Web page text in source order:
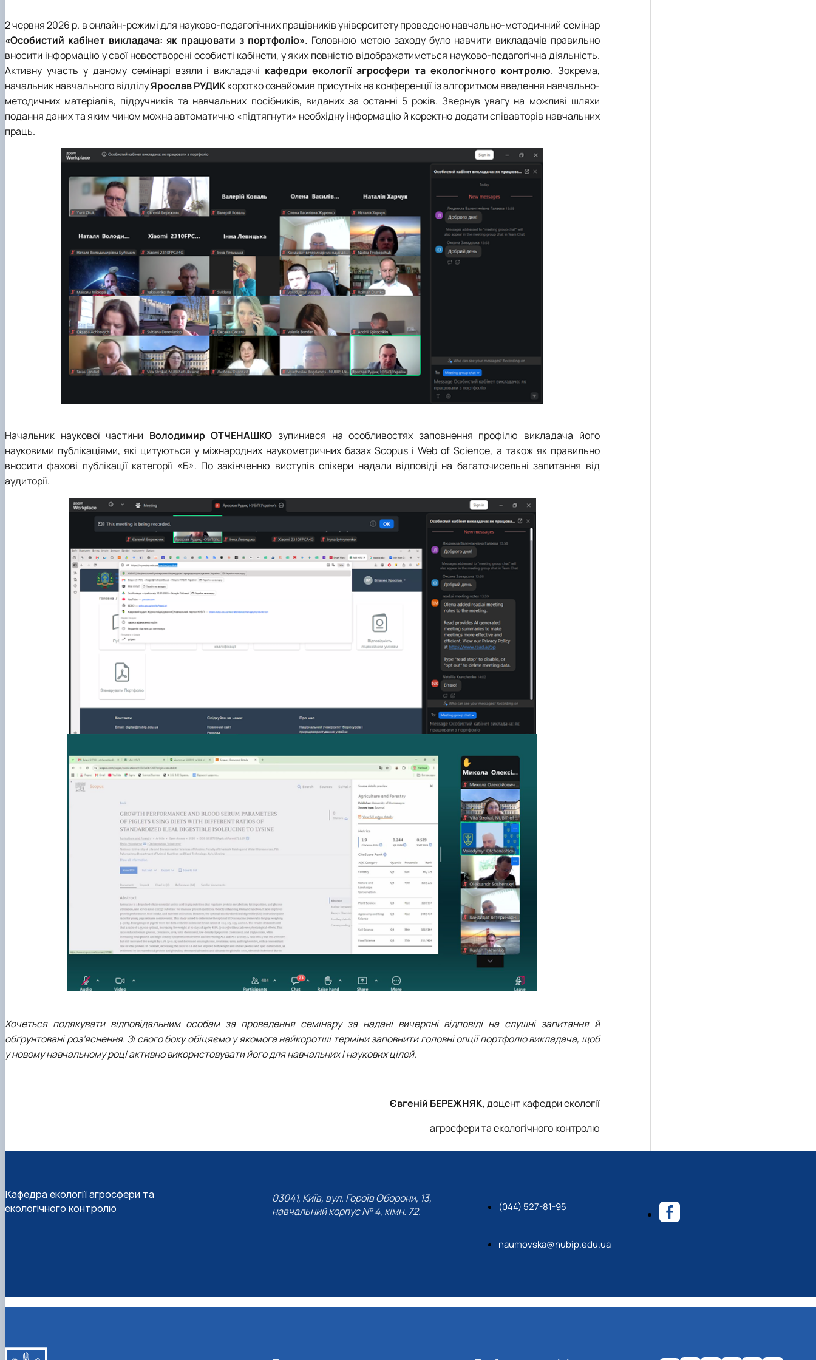
2 червня 2026 р. в онлайн-режимі для науково-педагогічних працівників університету проведено навчально-методичний семінар
«Особистий кабінет викладача: як працювати з портфоліо». Головною метою заходу було навчити викладачів правильно
вносити інформацію у свої новостворені особисті кабінети, у яких повністю відображатиметься науково-педагогічна діяльність.
Активну участь у даному семінарі взяли і викладачі кафедри екології агросфери та екологічного контролю. Зокрема,
начальник навчального відділуЯрослав РУДИКкоротко ознайомив присутніх на конференції із алгоритмом введення навчально-
методичних матеріалів, підручників та навчальних посібників, виданих за останні 5 років. Звернув увагу на можливі шляхи
подання даних та яким чином можна автоматично «підтягнути» необхідну інформацію й коректно додати співавторів навчальних
праць.
Начальник наукової частини Володимир ОТЧЕНАШКО зупинився на особливостях заповнення профілю викладача його
науковими публікаціями, які цитуються у міжнародних наукометричних базахScopus іWeb of Science, а також як правильно
вносити фахові публікації категорії «Б». По закінченню виступів спікери надали відповіді на багаточисельні запитання від
аудиторії.
Хочеться подякувати відповідальним особам за проведення семінару за надані вичерпні відповіді на слушні запитання й
обґрунтовані роз’яснення. Зі свого боку обіцяємо у якомога найкоротші терміни заповнити головні опції портфоліо викладача, щоб
у новому навчальному році активно використовувати його для навчальних і наукових цілей.
Євгеній БЕРЕЖНЯК, доцент кафедри екології
агросфери та екологічного контролю
Кафедра екології агросфери та
екологічного контролю
03041, Київ, вул. Героїв Оборони, 13,
навчальний корпус № 4, кімн. 72.
(044) 527-81-95
naumovska@nubip.edu.ua